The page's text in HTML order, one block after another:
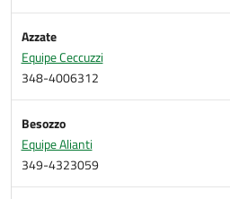
Azzate
Equipe Ceccuzzi
348-4006312
Besozzo
Equipe Alianti
349-4323059